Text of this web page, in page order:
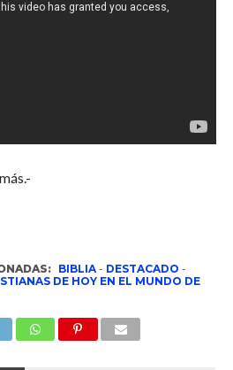
BIBLIA- DESTACADO -
DE HOY EN EL MUNDO DE